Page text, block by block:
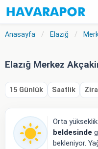
Anasayfa / Elazığ /
Elazığ Merkez
15 Günlük Saatlik
Orta
beldesinde
bekleniyor.